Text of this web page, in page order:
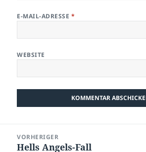
E-MAIL-ADRESSE *
WEBSITE
VORHERIGER
Vorheriger
Hells Angels-Fall